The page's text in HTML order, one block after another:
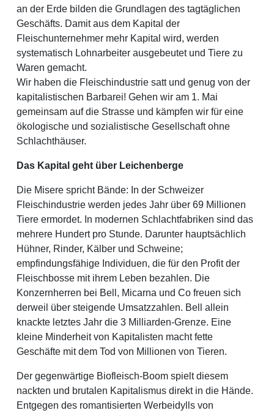
an der Erde bilden die Grundlagen des tagtäglichen
Geschäfts. Damit aus dem Kapital der
Fleischunternehmer mehr Kapital wird, werden
systematisch Lohnarbeiter ausgebeutet und Tiere zu
Waren gemacht.
Wir haben die Fleischindustrie satt und genug von der
kapitalistischen Barbarei! Gehen wir am 1. Mai
gemeinsam auf die Strasse und kämpfen wir für eine
ökologische und sozialistische Gesellschaft ohne
Schlachthäuser.
Das Kapital geht über Leichenberge
Die Misere spricht Bände: In der Schweizer
Fleischindustrie werden jedes Jahr über 69 Millionen
Tiere ermordet. In modernen Schlachtfabriken sind das
mehrere Hundert pro Stunde. Darunter hauptsächlich
Hühner, Rinder, Kälber und Schweine;
empfindungsfähige Individuen, die für den Profit der
Fleischbosse mit ihrem Leben bezahlen. Die
Konzernherren bei Bell, Micarna und Co freuen sich
derweil über steigende Umsatzzahlen. Bell allein
knackte letztes Jahr die 3 Milliarden-Grenze. Eine
kleine Minderheit von Kapitalisten macht fette
Geschäfte mit dem Tod von Millionen von Tieren.
Der gegenwärtige Biofleisch-Boom spielt diesem
nackten und brutalen Kapitalismus direkt in die Hände.
Entgegen des romantisierten Werbeidylls von